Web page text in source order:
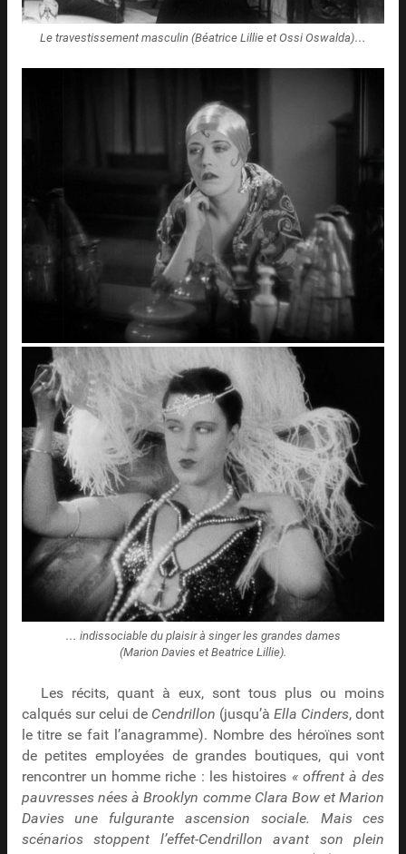
Le travestissement masculin (Béatrice Lillie et Ossi Oswalda)…
… indissociable du plaisir à singer les grandes dames
(Marion Davies et Beatrice Lillie).
Les récits, quant à eux, sont tous plus ou moins
calqués sur celui de Cendrillon (jusqu’àElla Cinders, dont
le titre se fait l’anagramme). Nombre des héroïnes sont
de petites employées de grandes boutiques, qui vont
rencontrer un homme riche : les histoires « offrent à des
pauvresses nées à Brooklyn comme Clara Bow et Marion
Davies une fulgurante ascension sociale. Mais ces
scénarios stoppent l’effet-Cendrillon avant son plein